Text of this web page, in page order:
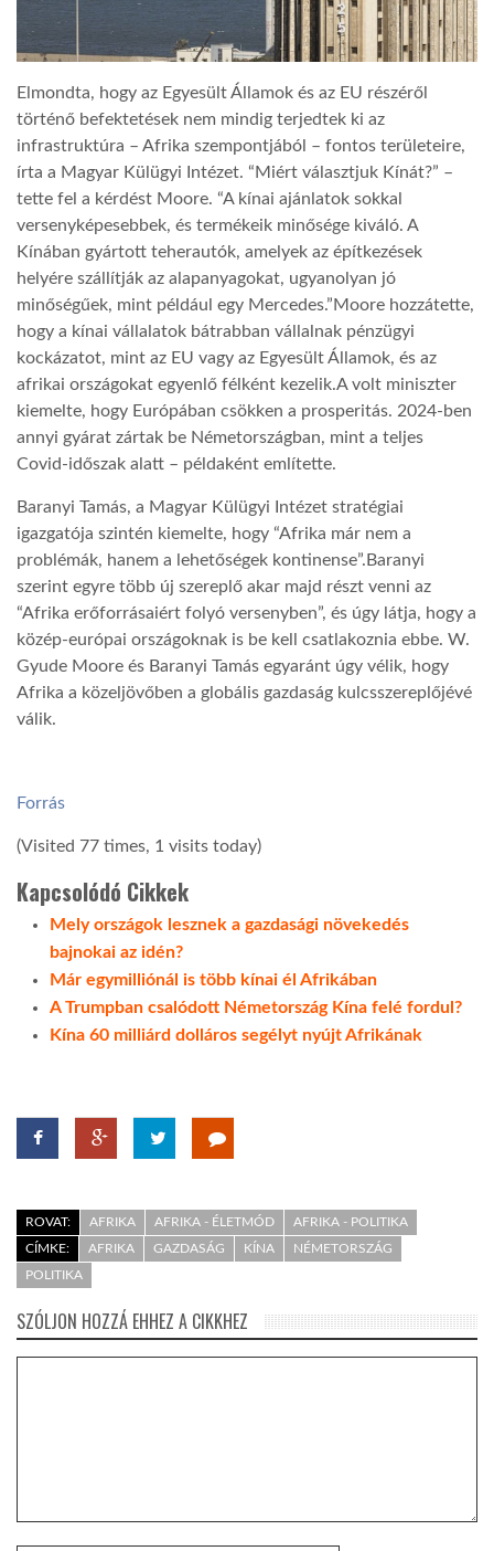
DOBRAVERO.HU
LATIMO.HU
GLOBOBOOK
Elmondta, hogy az Egyesült Államok és az EU részéről
történő befektetések nem mindig terjedtek ki az
infrastruktúra – Afrika szempontjából – fontos területeire,
írta a Magyar Külügyi Intézet. “Miért választjuk Kínát?” –
tette fel a kérdést Moore. “A kínai ajánlatok sokkal
versenyképesebbek, és termékeik minősége kiváló. A
Kínában gyártott teherautók, amelyek az építkezések
helyére szállítják az alapanyagokat, ugyanolyan jó
minőségűek, mint például egy Mercedes.”Moore hozzátette,
hogy a kínai vállalatok bátrabban vállalnak pénzügyi
kockázatot, mint az EU vagy az Egyesült Államok, és az
afrikai országokat egyenlő félként kezelik.A volt miniszter
kiemelte, hogy Európában csökken a prosperitás. 2024-ben
annyi gyárat zártak be Németországban, mint a teljes
Covid-időszak alatt – példaként említette.
Baranyi Tamás, a Magyar Külügyi Intézet stratégiai
igazgatója szintén kiemelte, hogy “Afrika már nem a
problémák, hanem a lehetőségek kontinense”.Baranyi
szerint egyre több új szereplő akar majd részt venni az
“Afrika erőforrásaiért folyó versenyben”, és úgy látja, hogy a
közép-európai országoknak is be kell csatlakoznia ebbe. W.
Gyude Moore és Baranyi Tamás egyaránt úgy vélik, hogy
Afrika a közeljövőben a globális gazdaság kulcsszereplőjévé
válik.
Forrás
(Visited 77 times, 1 visits today)
Kapcsolódó Cikkek
Mely országok lesznek a gazdasági növekedés
bajnokai az idén?
Már egymilliónál is több kínai él Afrikában
A Trumpban csalódott Németország Kína felé fordul?
Kína 60 milliárd dolláros segélyt nyújt Afrikának
ROVAT: AFRIKA AFRIKA - ÉLETMÓD
AFRIKA - POLITIKA
CÍMKE:
AFRIKA GAZDASÁG KÍNA
NÉMETORSZÁG
POLITIKA
SZÓLJON HOZZÁ EHHEZ A CIKKHEZ